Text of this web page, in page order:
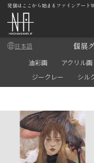
発信はここから始まるファインアート
日本語 個展
油彩画 アクリル画
ジークレー
シル